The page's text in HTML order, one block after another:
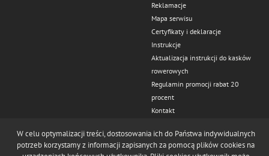
Reklamacje
Mapa serwisu
Certyfikaty i deklaracje
Instrukcje
Aktualizacja instrukcji do kasków
rowerowych
Regulamin promocji rabat 20
procent
Kontakt
W celu optymalizacji treści, dostosowania ich do Państwa indywidualnych
potrzeb korzystamy z informacji zapisanych za pomocą plików cookies na